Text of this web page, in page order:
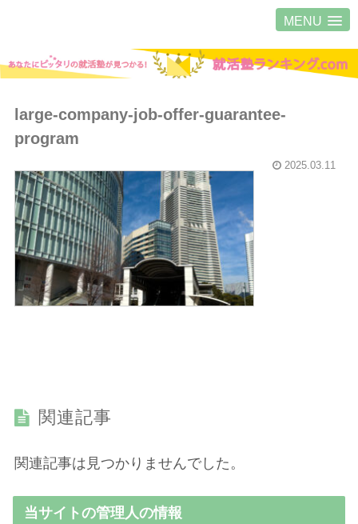
MENU
large-company-job-offer-guarantee-
program
2025.03.11
関連記事
関連記事は見つかりませんでした。
当サイトの管理人の情報